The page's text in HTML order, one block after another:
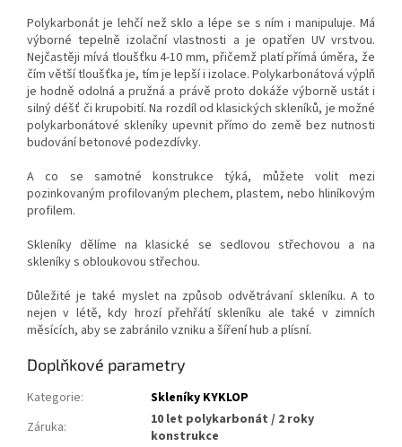
Polykarbonát je lehčí než sklo a lépe se s ním i manipuluje. Má
výborné tepelně izolační vlastnosti a je opatřen UV vrstvou.
Nejčastěji mívá tloušťku 4-10 mm, přičemž platí přímá úměra, že
čím větší tloušťka je, tím je lepší i izolace. Polykarbonátová výplň
je hodně odolná a pružná a právě proto dokáže výborně ustát i
silný déšť či krupobití. Na rozdíl od klasických skleníků, je možné
polykarbonátové skleníky upevnit přímo do země bez nutnosti
budování betonové podezdívky.
A co se samotné konstrukce týká, můžete volit mezi
pozinkovaným profilovaným plechem, plastem, nebo hliníkovým
profilem.
Skleníky dělíme na klasické se sedlovou střechovou a na
skleníky s obloukovou střechou.
Důležité je také myslet na způsob odvětrávaní skleníku. A to
nejen v létě, kdy hrozí přehřátí skleníku ale také v zimních
měsících, aby se zabránilo vzniku a šíření hub a plísní.
Doplňkové parametry
Kategorie:
Skleníky KYKLOP
Záruka:
10 let polykarbonát / 2 roky
konstrukce